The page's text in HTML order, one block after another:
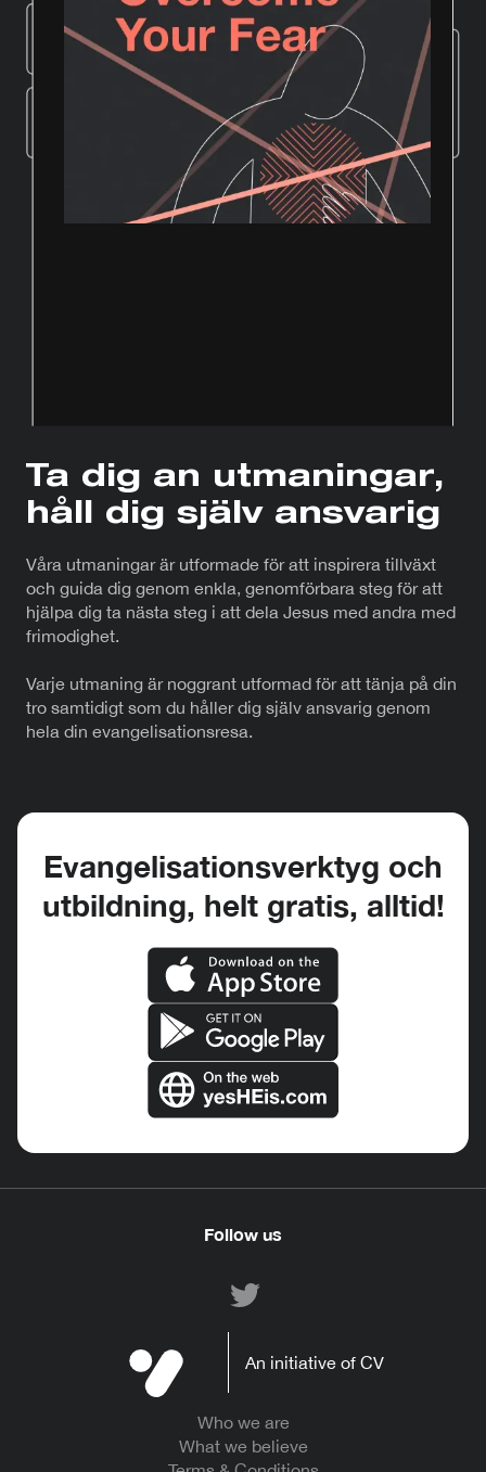
Ta dig an utmaningar,
håll dig själv ansvarig
Våra utmaningar är utformade för att inspirera tillväxt
och guida dig genom enkla, genomförbara steg för att
hjälpa dig ta nästa steg i att dela Jesus med andra med
frimodighet.
Varje utmaning är noggrant utformad för att tänja på din
tro samtidigt som du håller dig själv ansvarig genom
hela din evangelisationsresa.
Evangelisationsverktyg och
utbildning, helt gratis, alltid!
An initiative of CV
Who we are
What we believe
Follow us